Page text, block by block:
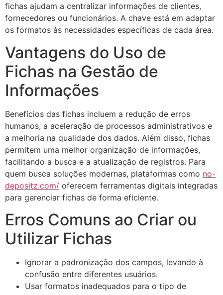
fichas ajudam a centralizar informações de clientes,
fornecedores ou funcionários. A chave está em adaptar
os formatos às necessidades específicas de cada área.
Vantagens do Uso de
Fichas na Gestão de
Informações
Benefícios das fichas incluem a redução de erros
humanos, a aceleração de processos administrativos e
a melhoria na qualidade dos dados. Além disso, fichas
permitem uma melhor organização de informações,
facilitando a busca e a atualização de registros. Para
quem busca soluções modernas, plataformas como no-
depositz.com/ oferecem ferramentas digitais integradas
para gerenciar fichas de forma eficiente.
Erros Comuns ao Criar ou
Utilizar Fichas
Ignorar a padronização dos campos, levando à
confusão entre diferentes usuários.
Usar formatos inadequados para o tipo de